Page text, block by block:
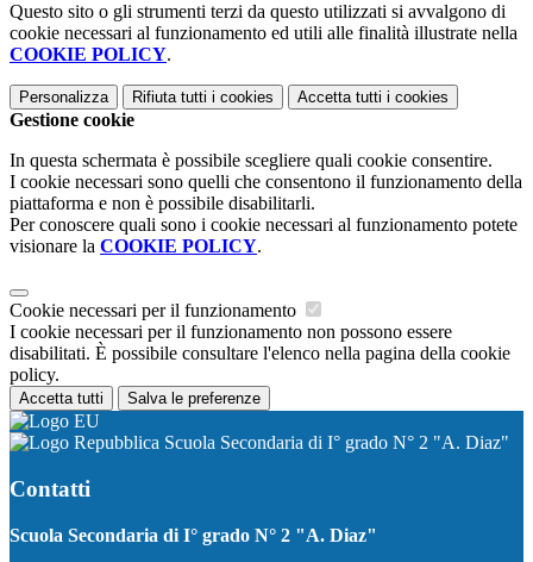
Questo sito o gli strumenti terzi da questo utilizzati si avvalgono di
cookie necessari al funzionamento ed utili alle finalità illustrate nella
COOKIE POLICY.
Personalizza Rifiuta tutti i cookies Accetta tutti i cookies
Gestione cookie
In questa schermata è possibile scegliere quali cookie consentire.
I cookie necessari sono quelli che consentono il funzionamento della
piattaforma e non è possibile disabilitarli.
Per conoscere quali sono i cookie necessari al funzionamento potete
visionare la COOKIE POLICY.
Cookie necessari per il funzionamento
I cookie necessari per il funzionamento non possono essere
disabilitati. È possibile consultare l'elenco nella pagina della cookie
policy.
Accetta tutti Salva le preferenze
Scuola Secondaria di I° grado N° 2 "A. Diaz"
Contatti
Scuola Secondaria di I° grado N° 2 "A. Diaz"